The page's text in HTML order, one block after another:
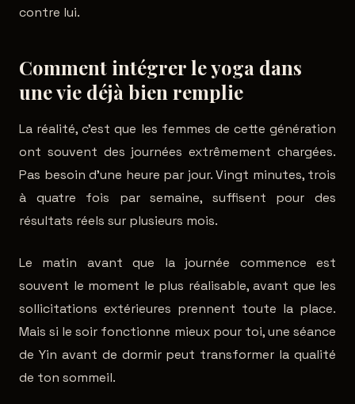
contre lui.
Comment intégrer le yoga dans
une vie déjà bien remplie
La réalité, c'est que les femmes de cette génération
ont souvent des journées extrêmement chargées.
Pas besoin d'une heure par jour. Vingt minutes, trois
à quatre fois par semaine, suffisent pour des
résultats réels sur plusieurs mois.
Le matin avant que la journée commence est
souvent le moment le plus réalisable, avant que les
sollicitations extérieures prennent toute la place.
Mais si le soir fonctionne mieux pour toi, une séance
de Yin avant de dormir peut transformer la qualité
de ton sommeil.